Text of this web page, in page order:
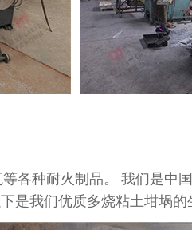
各种耐火制品。 我们是中
是我们优质多烧粘土坩埚的